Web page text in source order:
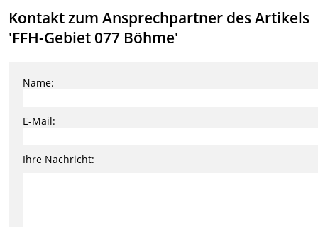
Kontakt zum Ansprechpartner des Artikels
'FFH-Gebiet 077 Böhme'
Name:
E-Mail:
Ihre Nachricht: